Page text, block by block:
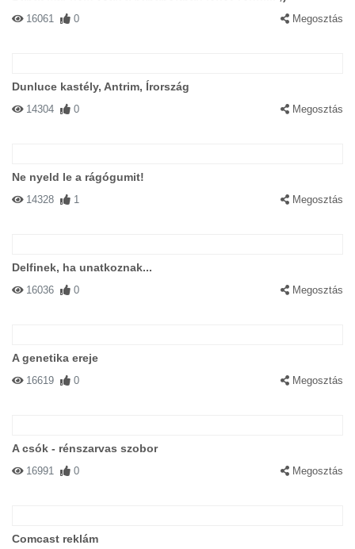
16061 0 Megosztás
Dunluce kastély, Antrim, Írország
14304 0 Megosztás
Ne nyeld le a rágógumit!
14328 1 Megosztás
Delfinek, ha unatkoznak...
16036 0 Megosztás
A genetika ereje
16619 0 Megosztás
A csók - rénszarvas szobor
16991 0 Megosztás
Comcast reklám